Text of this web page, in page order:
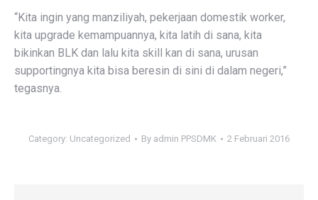
“Kita ingin yang manziliyah, pekerjaan domestik worker,
kita upgrade kemampuannya, kita latih di sana, kita
bikinkan BLK dan lalu kita skill kan di sana, urusan
supportingnya kita bisa beresin di sini di dalam negeri,”
tegasnya.‎
Category: Uncategorized By admin PPSDMK 2 Februari 2016